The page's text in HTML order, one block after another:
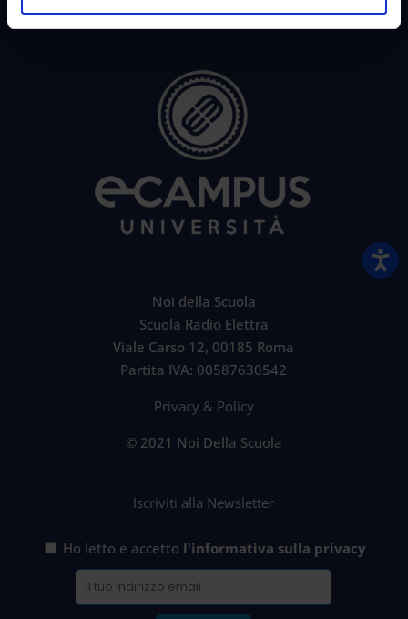
Noi della Scuola
Scuola Radio Elettra
Viale Carso 12, 00185 Roma
Partita IVA: 00587630542
Privacy & Policy
© 2021 Noi Della Scuola
Iscriviti alla Newsletter
Ho letto e accetto l'informativa sulla privacy